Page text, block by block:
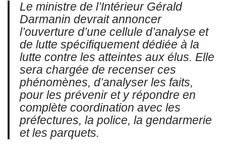
Le ministre de l’Intérieur Gérald
Darmanin devrait annoncer
l’ouverture d’une cellule d’analyse et
de lutte spécifiquement dédiée à la
lutte contre les atteintes aux élus. Elle
sera chargée de recenser ces
phénomènes, d’analyser les faits,
pour les prévenir et y répondre en
complète coordination avec les
préfectures, la police, la gendarmerie
et les parquets.